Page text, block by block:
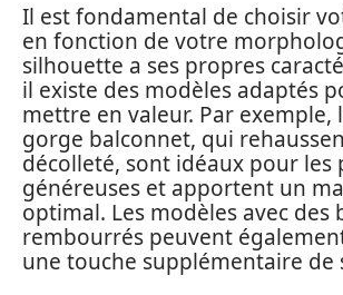
Il est fondamental de choisir
en fonction de votre
silhouette a ses propres
il existe des modèles adaptés
mettre en valeur. Par exemple,
gorge balconnet, qui
décolleté, sont idéaux pour les
généreuses et apportent un
optimal. Les modèles avec des
rembourrés peuvent
une touche supplémentaire de